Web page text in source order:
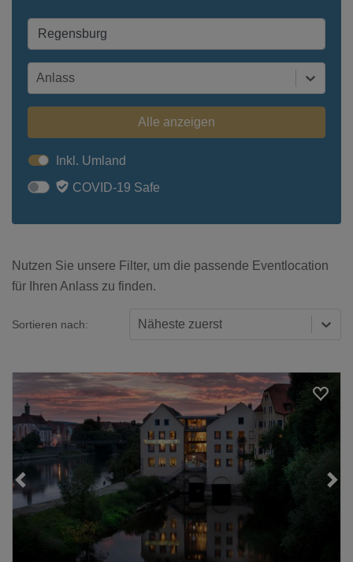
Anlass
Alle anzeigen
Inkl. Umland
COVID-19 Safe
Nutzen Sie unsere Filter, um die passende Eventlocation
für Ihren Anlass zu finden.
Sortieren nach: Näheste zuerst
Loading...